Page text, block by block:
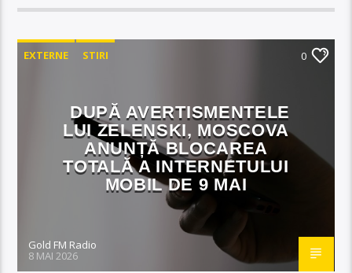
EXTERNE STIRI 0
DUPĂ AVERTISMENTELE
LUI ZELENSKI, MOSCOVA
ANUNȚĂ BLOCAREA
TOTALĂ A INTERNETULUI
MOBIL DE 9 MAI
Gold FM Radio
8 MAI 2026